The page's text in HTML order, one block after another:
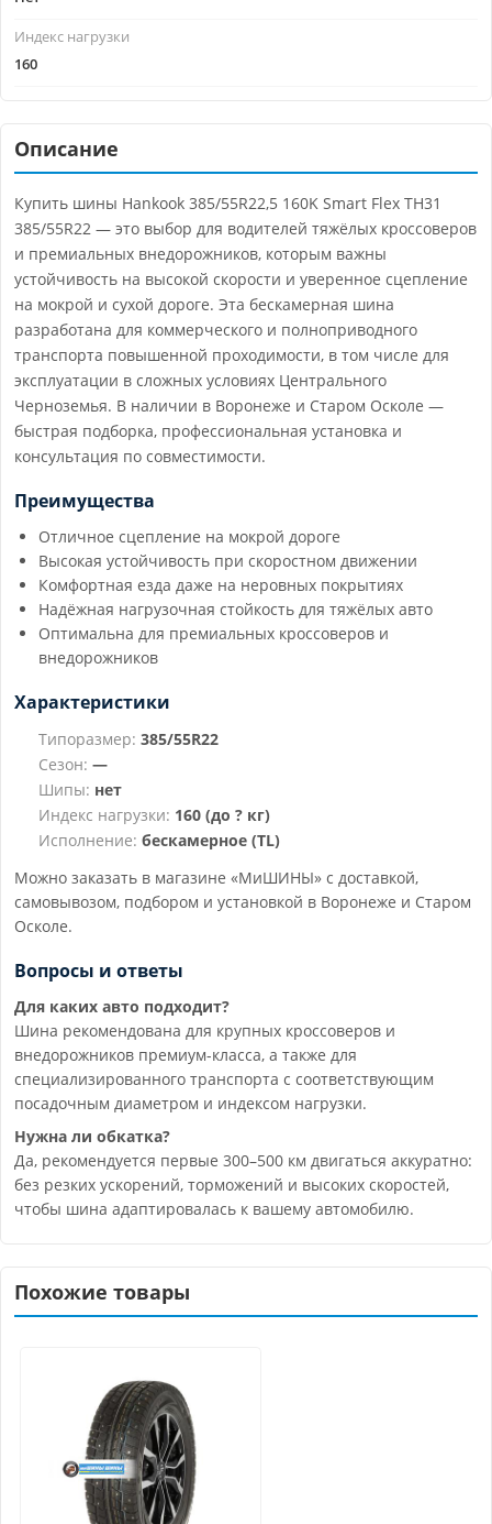
Индекс нагрузки
160
Описание
Купить шины Hankook 385/55R22,5 160K Smart Flex TH31
385/55R22 — это выбор для водителей тяжёлых кроссоверов
и премиальных внедорожников, которым важны
устойчивость на высокой скорости и уверенное сцепление
на мокрой и сухой дороге. Эта бескамерная шина
разработана для коммерческого и полноприводного
транспорта повышенной проходимости, в том числе для
эксплуатации в сложных условиях Центрального
Черноземья. В наличии в Воронеже и Старом Осколе —
быстрая подборка, профессиональная установка и
консультация по совместимости.
Преимущества
Отличное сцепление на мокрой дороге
Высокая устойчивость при скоростном движении
Комфортная езда даже на неровных покрытиях
Надёжная нагрузочная стойкость для тяжёлых авто
Оптимальна для премиальных кроссоверов и
внедорожников
Характеристики
Типоразмер: 385/55R22
Сезон: —
Шипы: нет
Индекс нагрузки: 160 (до ? кг)
Исполнение: бескамерное (TL)
Можно заказать в магазине «МиШИНЫ» с доставкой,
самовывозом, подбором и установкой в Воронеже и Старом
Осколе.
Вопросы и ответы
Для каких авто подходит?
Шина рекомендована для крупных кроссоверов и
внедорожников премиум-класса, а также для
специализированного транспорта с соответствующим
посадочным диаметром и индексом нагрузки.
Нужна ли обкатка?
Да, рекомендуется первые 300–500 км двигаться аккуратно:
без резких ускорений, торможений и высоких скоростей,
чтобы шина адаптировалась к вашему автомобилю.
Похожие товары